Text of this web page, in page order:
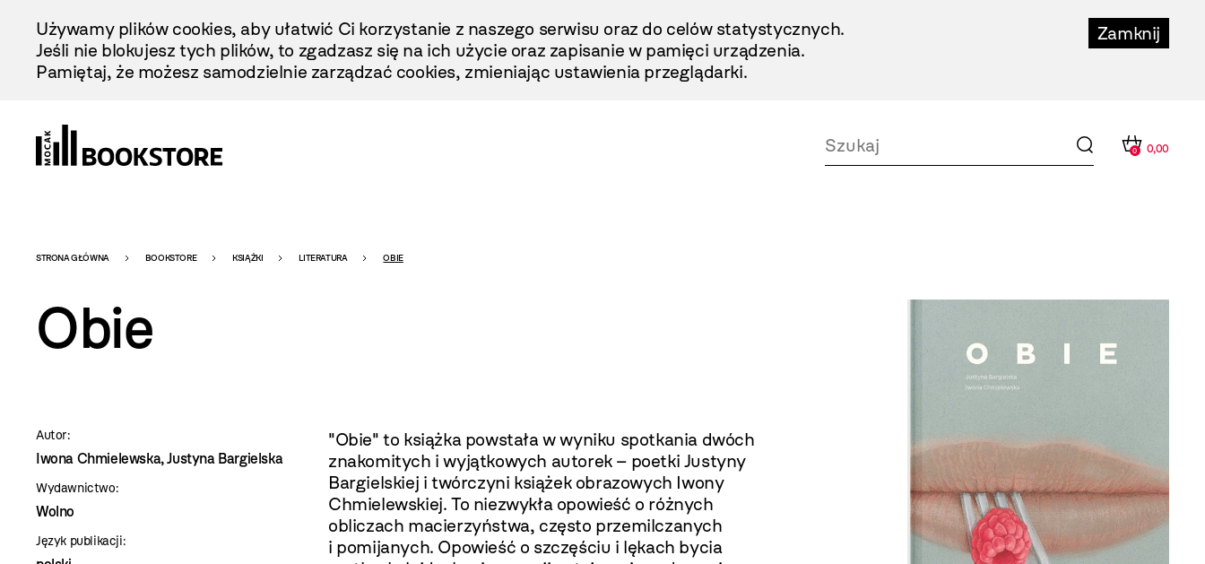
Treści
Zamknij
Używamy plików cookies, aby ułatwić Ci korzystanie z naszego serwisu oraz do celów statystycznych.
Jeśli nie blokujesz tych plików, to zgadzasz się na ich użycie oraz zapisanie w pamięci urządzenia.
Pamiętaj, że możesz samodzielnie zarządzać cookies, zmieniając ustawienia przeglądarki.
0 0,00
Bookstore
-
szablon
szczegóły
STRONA GŁÓWNA BOOKSTORE KSIĄŻKI LITERATURA OBIE
Obie
Autor:
Iwona Chmielewska, Justyna Bargielska
Wydawnictwo:
Wolno
Język publikacji:
"Obie" to książka powstała w wyniku spotkania dwóch
znakomitych i wyjątkowych autorek – poetki Justyny
Bargielskiej i twórczyni książek obrazowych Iwony
Chmielewskiej. To niezwykła opowieść o różnych
obliczach macierzyństwa, często przemilczanych
i pomijanych. Opowieść o szczęściu i lękach bycia